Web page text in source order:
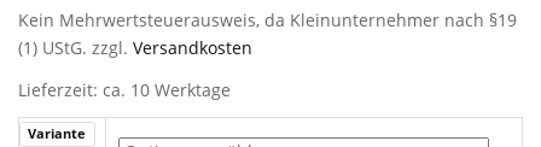
Kein Mehrwertsteuerausweis, da Kleinunternehmer nach §19
(1) UStG. zzgl. Versandkosten
Lieferzeit: ca. 10 Werktage
Variante